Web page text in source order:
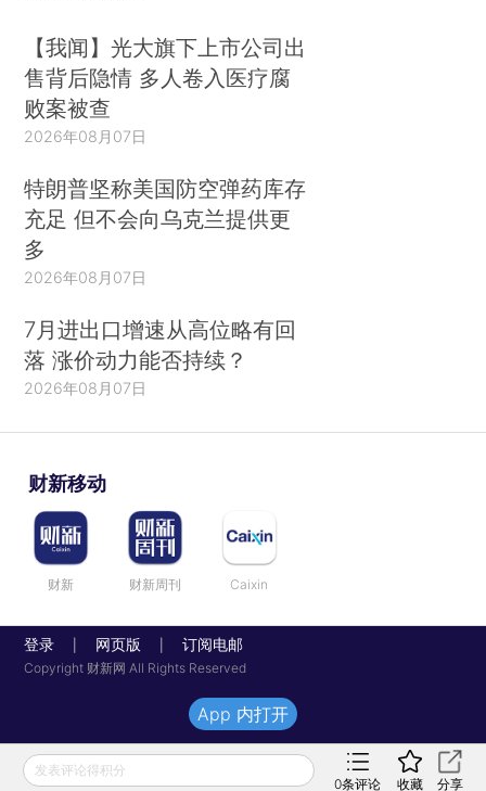
【我闻】光大旗下上市公司出
售背后隐情 多人卷入医疗腐
败案被查
2026年08月07日
特朗普坚称美国防空弹药库存
充足 但不会向乌克兰提供更
多
2026年08月07日
7月进出口增速从高位略有回
落 涨价动力能否持续？
2026年08月07日
财新移动
财新 财新周刊 Caixin
登录 网页版 订阅电邮
Copyright 财新网 All Rights Reserved
发表评论得积分
0条评论 收藏 分享
App 内打开